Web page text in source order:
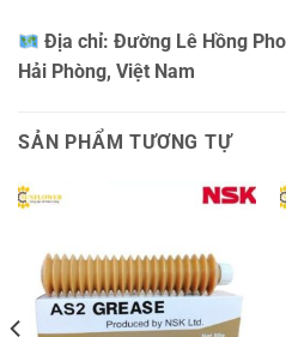
Địa chỉ:Đường Lê Hồng
Hải Phòng, Việt Nam
SẢN PHẨM TƯƠNG TỰ